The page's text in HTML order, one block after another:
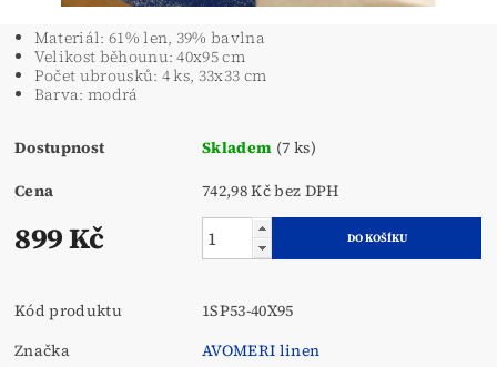
Materiál: 61% len, 39% bavlna
Velikost běhounu: 40x95 cm
Počet ubrousků: 4 ks, 33x33 cm
Barva: modrá
Dostupnost Skladem (7 ks)
Cena
742,98 Kč bez DPH
899 Kč
Kód produktu
1SP53-40X95
Značka
AVOMERI linen